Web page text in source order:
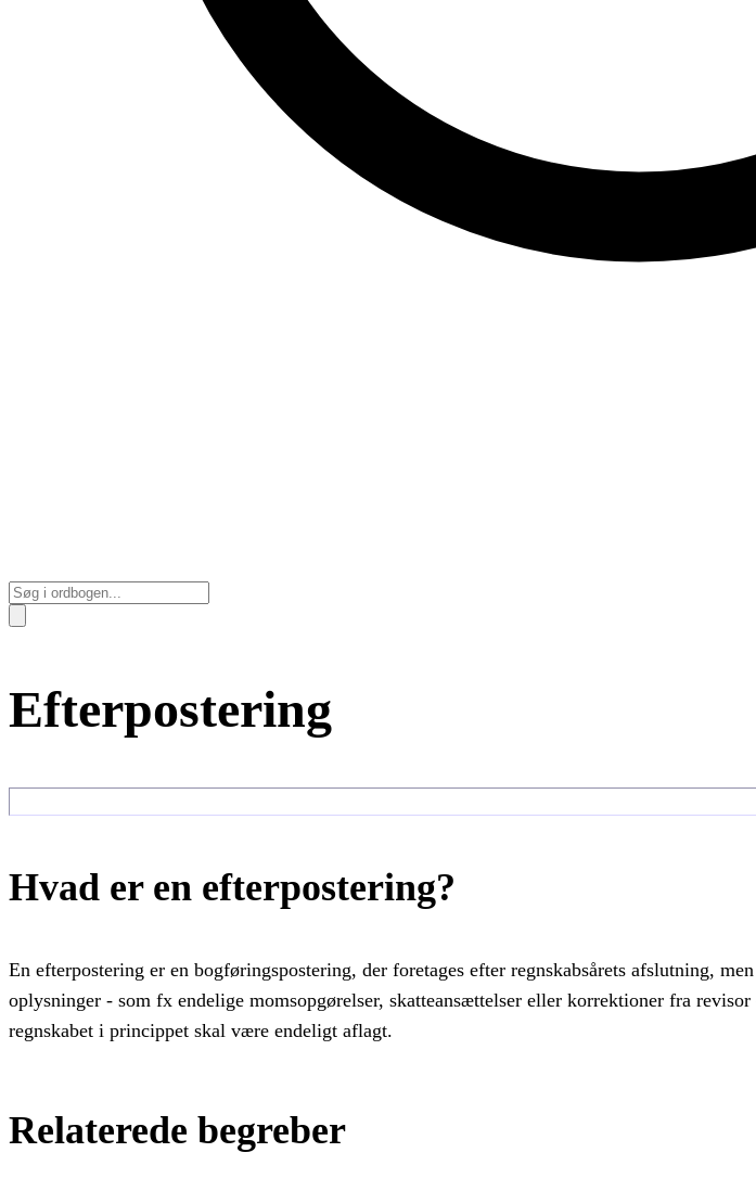
Efterpostering
Hvad er en efterpostering?
En efterpostering er en bogføringspostering, der foretages efter regnskabsårets afslutning,
oplysninger - som fx endelige momsopgørelser, skatteansættelser eller korrektioner fra
regnskabet i princippet skal være endeligt aflagt.
Relaterede begreber